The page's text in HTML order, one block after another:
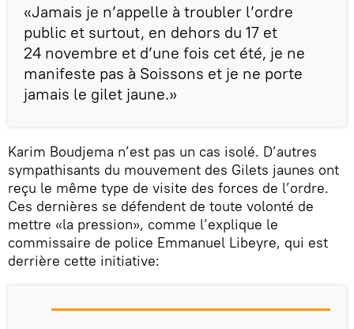
«Jamais je n’appelle à troubler l’ordre
public et surtout, en dehors du 17 et
24 novembre et d’une fois cet été, je ne
manifeste pas à Soissons et je ne porte
jamais le gilet jaune.»
Karim Boudjema n’est pas un cas isolé. D’autres
sympathisants du mouvement des Gilets jaunes ont
reçu le même type de visite des forces de l’ordre.
Ces dernières se défendent de toute volonté de
mettre «la pression», comme l’explique le
commissaire de police Emmanuel Libeyre, qui est
derrière cette initiative: